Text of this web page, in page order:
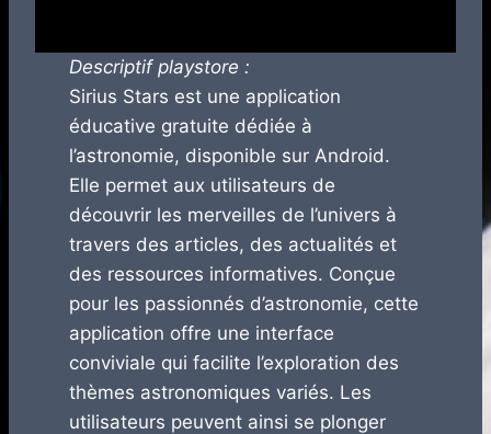
Descriptif playstore :
Sirius Stars est une application
éducative gratuite dédiée à
l’astronomie, disponible sur Android.
Elle permet aux utilisateurs de
découvrir les merveilles de l’univers à
travers des articles, des actualités et
des ressources informatives. Conçue
pour les passionnés d’astronomie, cette
application offre une interface
conviviale qui facilite l’exploration des
thèmes astronomiques variés. Les
utilisateurs peuvent ainsi se plonger